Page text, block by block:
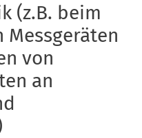
(z.B. beim
von
an